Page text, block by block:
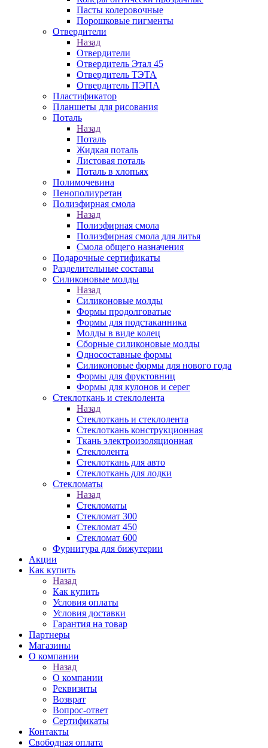
Пасты колеровочные
Порошковые пигменты
Отвердители
Назад
Отвердители
Отвердитель Этал 45
Отвердитель ТЭТА
Отвердитель ПЭПА
Пластификатор
Планшеты для рисования
Поталь
Назад
Поталь
Жидкая поталь
Листовая поталь
Поталь в хлопьях
Полимочевина
Пенополиуретан
Полиэфирная смола
Назад
Полиэфирная смола
Полиэфирная смола для литья
Смола общего назначения
Подарочные сертификаты
Разделительные составы
Силиконовые молды
Назад
Силиконовые молды
Формы продолговатые
Формы для подстаканника
Молды в виде колец
Сборные силиконовые молды
Односоставные формы
Силиконовые формы для нового года
Формы для фруктовниц
Формы для кулонов и серег
Стеклоткань и стеклолента
Назад
Стеклоткань и стеклолента
Стеклоткань конструкционная
Ткань электроизоляционная
Стеклолента
Стеклоткань для авто
Стеклоткань для лодки
Стекломаты
Назад
Стекломаты
Стекломат 300
Стекломат 450
Стекломат 600
Фурнитура для бижутерии
Акции
Как купить
Назад
Как купить
Условия оплаты
Условия доставки
Гарантия на товар
Партнеры
Магазины
О компании
Назад
О компании
Реквизиты
Возврат
Вопрос-ответ
Сертификаты
Контакты
Свободная оплата